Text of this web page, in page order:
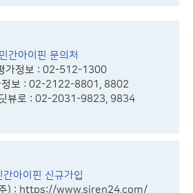
민간아이핀 문의처
가정보 : 02-512-1300
정보 : 02-2122-8801, 8802
뷰로 : 02-2031-9823, 9834
간아이핀 신규가입
) : https://www.siren24.com/